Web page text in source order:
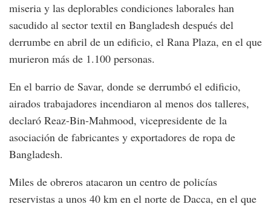
miseria y las deplorables condiciones laborales han
sacudido al sector textil en Bangladesh después del
derrumbe en abril de un edificio, el Rana Plaza, en el que
murieron más de 1.100 personas.
En el barrio de Savar, donde se derrumbó el edificio,
airados trabajadores incendiaron al menos dos talleres,
declaró Reaz-Bin-Mahmood, vicepresidente de la
asociación de fabricantes y exportadores de ropa de
Bangladesh.
Miles de obreros atacaron un centro de policías
reservistas a unos 40 km en el norte de Dacca, en el que